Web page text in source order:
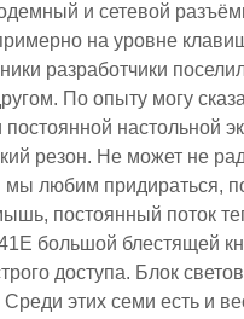
и сетевой
на уровне
разработчики
По опыту могу
настольной
резон. Не может не
любим придираться,
постоянный поток
большой блестящей
доступа. Блок
этих семи есть и